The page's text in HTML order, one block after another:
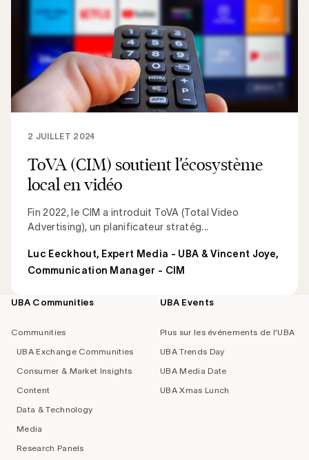
ToVA (CIM) soutient l’écosystème
local en vidéo
Fin 2022, le CIM a introduit ToVA (Total Video
Advertising), un planificateur stratég...
2 JUILLET 2024
Luc Eeckhout, Expert Media - UBA & Vincent Joye,
Communication Manager - CIM
Footer
UBA Communities
Communities
UBA Exchange Communities
Consumer & Market Insights
Content
Data & Technology
Media
Research Panels
UBA Events
Plus sur les événements de l'UBA
UBA Trends Day
UBA Media Date
UBA Xmas Lunch